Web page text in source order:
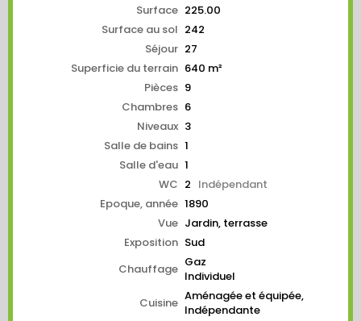
Surface 225.00
Surface au sol 242
Séjour 27
Superficie du terrain 640 m²
Pièces 9
Chambres 6
Niveaux 3
Salle de bains 1
Salle d'eau 1
WC 2 Indépendant
Epoque, année 1890
Vue Jardin, terrasse
Exposition Sud
Chauffage Gaz
Individuel
Cuisine Aménagée et équipée,
Indépendante